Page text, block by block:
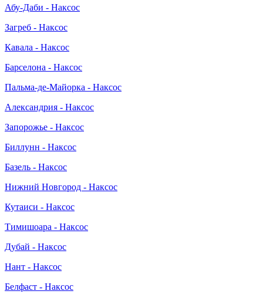
Абу-Даби - Наксос
Загреб - Наксос
Кавала - Наксос
Барселона - Наксос
Пальма-де-Майорка - Наксос
Александрия - Наксос
Запорожье - Наксос
Биллунн - Наксос
Базель - Наксос
Нижний Новгород - Наксос
Кутаиси - Наксос
Тимишоара - Наксос
Дубай - Наксос
Нант - Наксос
Белфаст - Наксос